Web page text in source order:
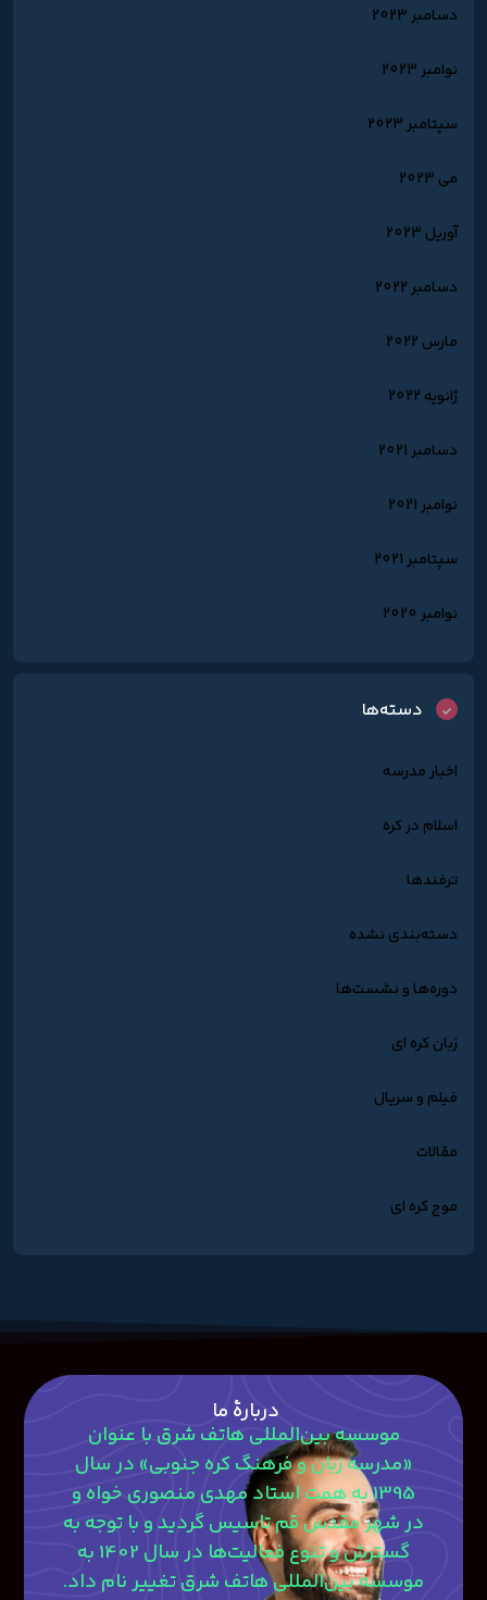
دسامبر 2023
نوامبر 2023
سپتامبر 2023
می 2023
آوریل 2023
دسامبر 2022
مارس 2022
ژانویه 2022
دسامبر 2021
نوامبر 2021
سپتامبر 2021
نوامبر 2020
دسته‌ها
اخبار مدرسه
اسلام در کره
ترفندها
دسته‌بندی نشده
دوره‌ها و نشست‌ها
زبان کره ای
فیلم و سریال
مقالات
موج کره ای
دربارۀ ما
موسسه بین‌المللی هاتف شرق با عنوان
«مدرسه زبان و فرهنگ کره جنوبی» در سال
1395 به همت استاد مهدی منصوری‎ خواه و
در شهر مقدس قم تاسیس گردید و با توجه به
گسترش و تنوع فعالیت‌ها در سال 1402 به
موسسه بین‌المللی هاتف شرق تغییر نام داد.